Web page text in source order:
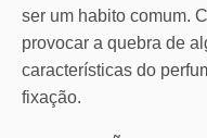
ser um habito comum.
provocar a quebra de
características do
fixação.